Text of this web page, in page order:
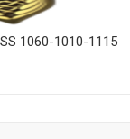
1060-1010-1115